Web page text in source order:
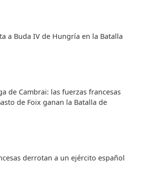
a Buda IV de Hungría en la Batalla
de Cambrai: las fuerzas francesas
de Foix ganan la Batalla de
derrotan a un ejército español